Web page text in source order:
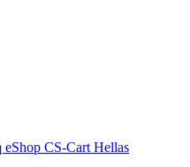
eShop CS-Cart Hellas